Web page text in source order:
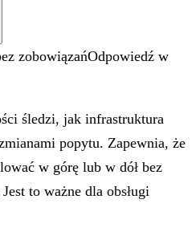
zobowiązańOdpowiedź w
śledzi, jak infrastruktura
popytu. Zapewnia, że
w górę lub w dół bez
to ważne dla obsługi